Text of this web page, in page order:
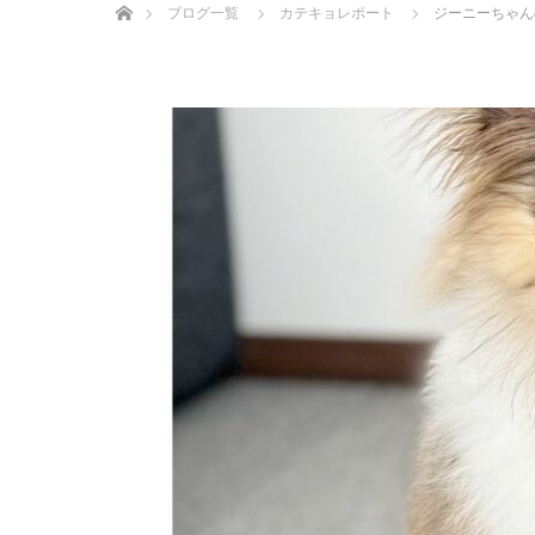
ブログ一覧 カテキョレポート ジーニーちゃ